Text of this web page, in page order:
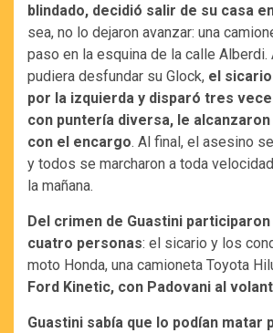
blindado, decidió salir de su casa
sea, no lo dejaron avanzar: una
paso en la esquina de la calle
pudiera desfundar su Glock, el
por la izquierda y disparó tres
con puntería diversa, le
con el encargo. Al final, el asesino
y todos se marcharon a toda
la mañana.
Del crimen de Guastini
cuatro personas: el sicario y los
moto Honda, una camioneta Toyota
Ford Kinetic, con Padovani al
Guastini sabía que lo podían matar